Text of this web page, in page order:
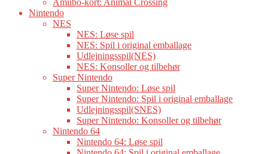
Amiibo-kort: Animal Crossing
Nintendo
NES
NES: Løse spil
NES: Spil i original emballage
Udlejningsspil(NES)
NES: Konsoller og tilbehør
Super Nintendo
Super Nintendo: Løse spil
Super Nintendo: Spil i original emballage
Udlejningsspil(SNES)
Super Nintendo: Konsoller og tilbehør
Nintendo 64
Nintendo 64: Løse spil